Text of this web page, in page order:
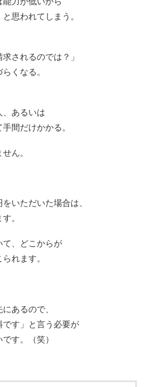
思われてしまう。
されるのでは？」
くなる。
あるいは
間だけかかる。
ん。
いただいた場合は、
。
て、どこからが
れます。
あるので、
です」と言う必要が
す。（笑）